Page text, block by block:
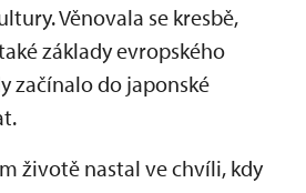
Věnovala se kresbě,
základy evropského
začínalo do japonské
životě nastal ve chvíli, kdy